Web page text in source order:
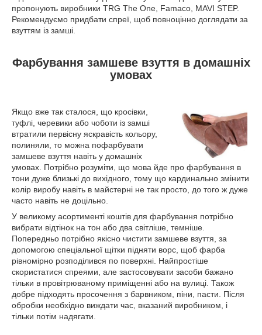
пропонують виробники TRG The One, Famaco, MAVI STEP.
Рекомендуємо придбати спреї, щоб повноцінно доглядати за
взуттям із замші.
Фарбування замшеве взуття в домашніх
умовах
Якщо вже так сталося, що кросівки,
туфлі, черевики або чоботи із замші
втратили первісну яскравість кольору,
полиняли, то можна пофарбувати
замшеве взуття навіть у домашніх
умовах. Потрібно розуміти, що мова йде про фарбування в
тони дуже близькі до вихідного, тому що кардинально змінити
колір виробу навіть в майстерні не так просто, до того ж дуже
часто навіть не доцільно.
У великому асортименті коштів для фарбування потрібно
вибрати відтінок на тон або два світліше, темніше.
Попередньо потрібно якісно чистити замшеве взуття, за
допомогою спеціальної щітки підняти ворс, щоб фарба
рівномірно розподілився по поверхні. Найпростіше
скористатися спреями, але застосовувати засоби бажано
тільки в провітрюваному приміщенні або на вулиці. Також
добре підходять просочення з барвником, піни, пасти. Після
обробки необхідно виждати час, вказаний виробником, і
тільки потім надягати.